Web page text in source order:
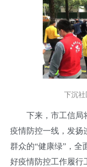
下沉
下来，市工信局将
疫情防控一线，发扬
群众的“健康绿”，全
好疫情防控工作履行